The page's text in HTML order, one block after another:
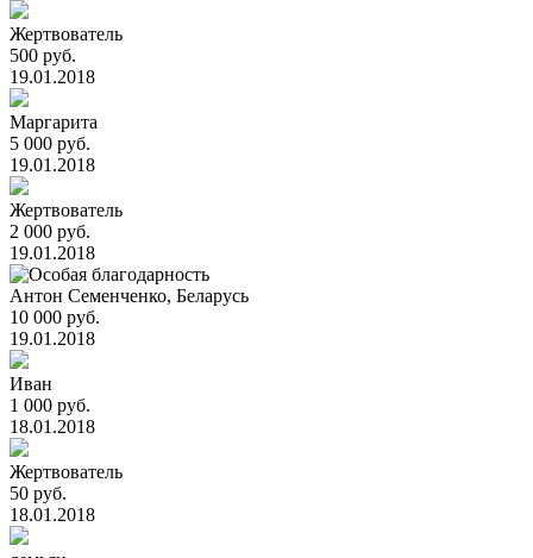
Жертвователь
500 руб.
19.01.2018
Маргарита
5 000 руб.
19.01.2018
Жертвователь
2 000 руб.
19.01.2018
Антон Семенченко, Беларусь
10 000 руб.
19.01.2018
Иван
1 000 руб.
18.01.2018
Жертвователь
50 руб.
18.01.2018